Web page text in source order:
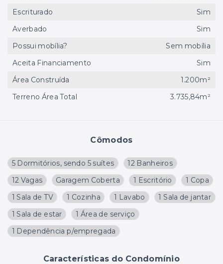
Cômodos
5 Dormitórios, sendo 5 suítes
12 Banheiros
12 Vagas
Garagem Coberta 1 Escritório
1 Copa
1 Sala de TV
1 Cozinha 1 Lavabo
1 Sala de jantar
1 Sala de estar
1 Área de serviço
1 Dependência p/empregada
Características do Condomínio
Escriturado
Sim
Averbado
Sim
Possui mobília?
Sem mobília
Aceita Financiamento
Sim
Área Construída
1.200m²
Terreno Área Total
3.735,84m²